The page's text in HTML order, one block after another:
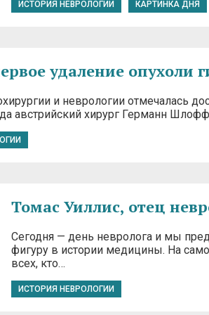
ИСТОРИЯ НЕВРОЛОГИИ КАРТИНКА ДНЯ
удаление опухоли
и неврологии отмечалась
австрийский хирург Германн
Томас Уиллис, отец
Сегодня — день невролога и мы
фигуру в истории медицины. На
всех, кто…
ИСТОРИЯ НЕВРОЛОГИИ